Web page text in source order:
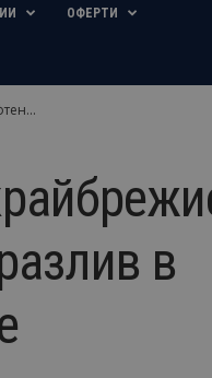
ОФЕРТИ
в